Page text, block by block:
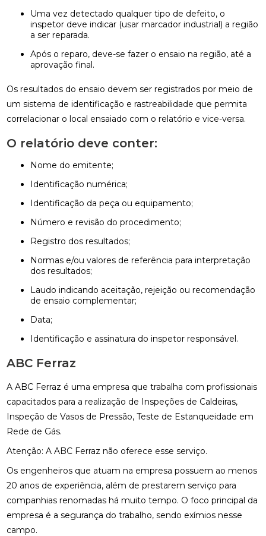
Uma vez detectado qualquer tipo de defeito, o
inspetor deve indicar (usar marcador industrial) a região
a ser reparada.
Após o reparo, deve-se fazer o ensaio na região, até a
aprovação final.
Os resultados do ensaio devem ser registrados por meio de
um sistema de identificação e rastreabilidade que permita
correlacionar o local ensaiado com o relatório e vice-versa.
O relatório deve conter:
nome do emitente;
identificação numérica;
identificação da peça ou equipamento;
número e revisão do procedimento;
registro dos resultados;
normas e/ou valores de referência para interpretação
dos resultados;
laudo indicando aceitação, rejeição ou recomendação
de ensaio complementar;
data;
identificação e assinatura do inspetor responsável.
ABC Ferraz
A ABC Ferraz é uma empresa que trabalha com profissionais
capacitados para a realização de Inspeções de Caldeiras,
Inspeção de Vasos de Pressão, Teste de Estanqueidade em
Rede de Gás.
Atenção: A ABC Ferraz não oferece esse serviço.
Os engenheiros que atuam na empresa possuem ao menos
20 anos de experiência, além de prestarem serviço para
companhias renomadas há muito tempo. O foco principal da
empresa é a segurança do trabalho, sendo exímios nesse
campo.